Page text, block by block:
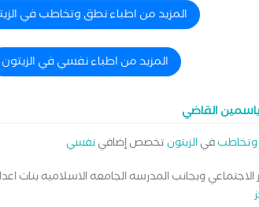
المزيد من اطباء نطق وتخاطب في
المزيد من اطباء نفسي في الزيتون
القاضي
فيالزيتون تخصص إضافينفسي
الاجتماعي وبجانب المدرسه الجامعه الاسلاميه بنات